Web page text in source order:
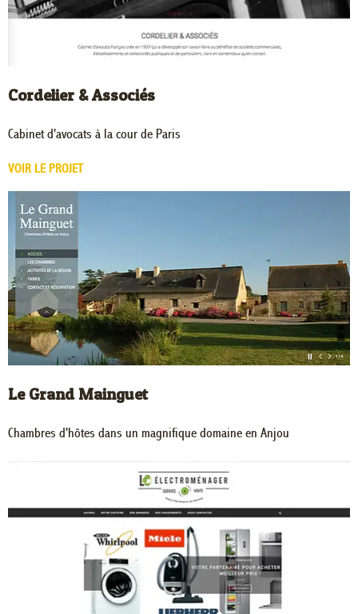
Cordelier & Associés
Cabinet d'avocats à la cour de Paris
VOIR LE PROJET
Le Grand Mainguet
Chambres d'hôtes dans un magnifique domaine en Anjou